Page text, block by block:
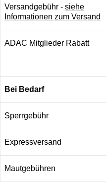
Versandgebühr - siehe
Informationen zum Versand
ADAC Mitglieder Rabatt
Bei Bedarf
Sperrgebühr
Expressversand
Mautgebühren